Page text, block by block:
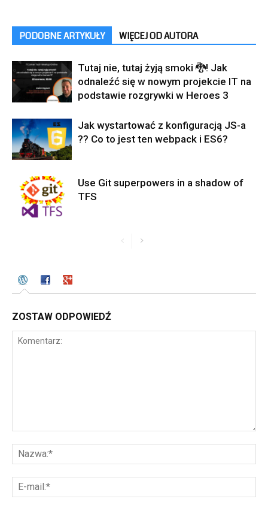
PODOBNE ARTYKUŁY WIĘCEJ OD AUTORA
Tutaj nie, tutaj żyją smoki 🐉! Jak
odnaleźć się w nowym projekcie IT na
podstawie rozgrywki w Heroes 3
Jak wystartować z konfiguracją JS-a
?? Co to jest ten webpack i ES6?
Use Git superpowers in a shadow of
TFS
ZOSTAW ODPOWIEDŹ